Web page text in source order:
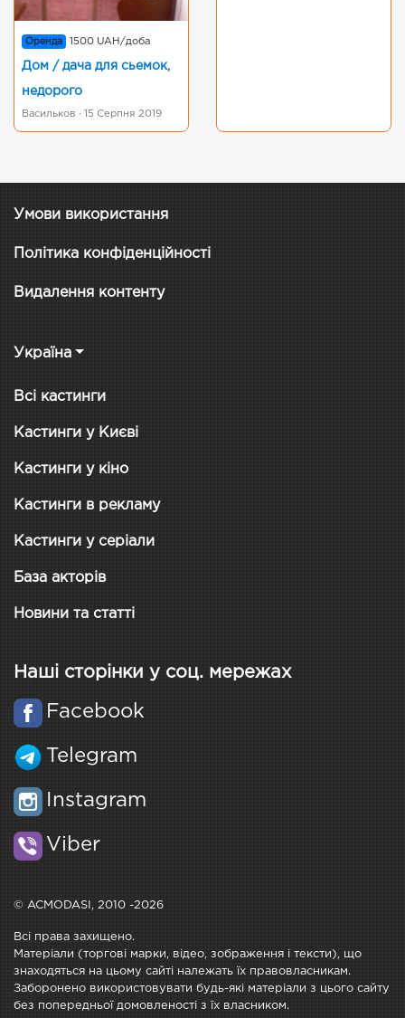
Оренда 1500 UAH/доба
Дом / дача для сьемок,
недорого
Васильков · 15 Серпня 2019
Умови використання
Політика конфіденційності
Видалення контенту
Україна
Всі кастинги
Кастинги у Києві
Кастинги у кіно
Кастинги в рекламу
Кастинги у серіали
База акторів
Новини та статті
Наші сторінки у соц. мережах
Facebook
Telegram
Instagram
Viber
© ACMODASI, 2010 -2026
Всі права захищено.
Матеріали (торгові марки, відео, зображення і тексти), що
знаходяться на цьому сайті належать їх правовласникам.
Заборонено використовувати будь-які матеріали з цього сайту
без попередньої домовленості з їх власником.